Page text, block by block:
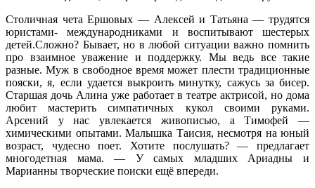
Столичная чета Ершовых — Алексей и Татьяна — трудятся
юристами- международниками и воспитывают шестерых
детей.Сложно? Бывает, но в любой ситуации важно помнить
про взаимное уважение и поддержку. Мы ведь все такие
разные. Муж в свободное время может плести традиционные
пояски, я, если удается выкроить минутку, сажусь за бисер.
Старшая дочь Алина уже работает в театре актрисой, но дома
любит мастерить симпатичных кукол своими руками.
Арсений у нас увлекается живописью, а Тимофей —
химическими опытами. Малышка Таисия, несмотря на юный
возраст, чудесно поет. Хотите послушать? — предлагает
многодетная мама. — У самых младших Ариадны и
Марианны творческие поиски ещё впереди.